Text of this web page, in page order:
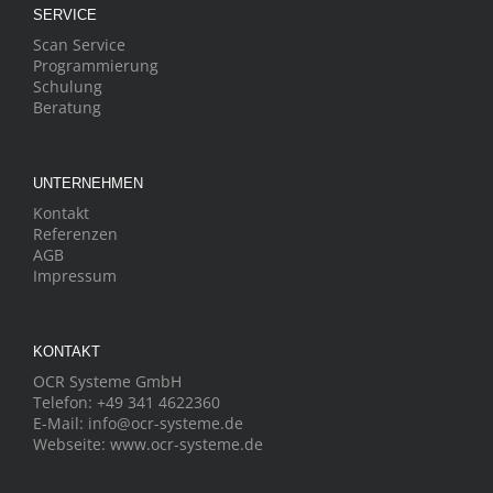
SERVICE
Scan Service
Programmierung
Schulung
Beratung
UNTERNEHMEN
Kontakt
Referenzen
AGB
Impressum
KONTAKT
OCR Systeme GmbH
Telefon: +49 341 4622360
E-Mail: info@ocr-systeme.de
Webseite: www.ocr-systeme.de